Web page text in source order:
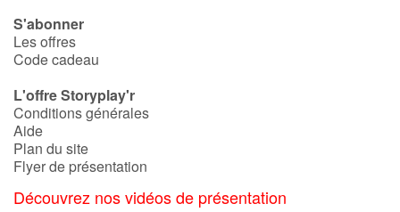
S'abonner
Les offres
Code cadeau
L'offre Storyplay'r
Conditions générales
Aide
Plan du site
Flyer de présentation
Découvrez nos vidéos de présentation